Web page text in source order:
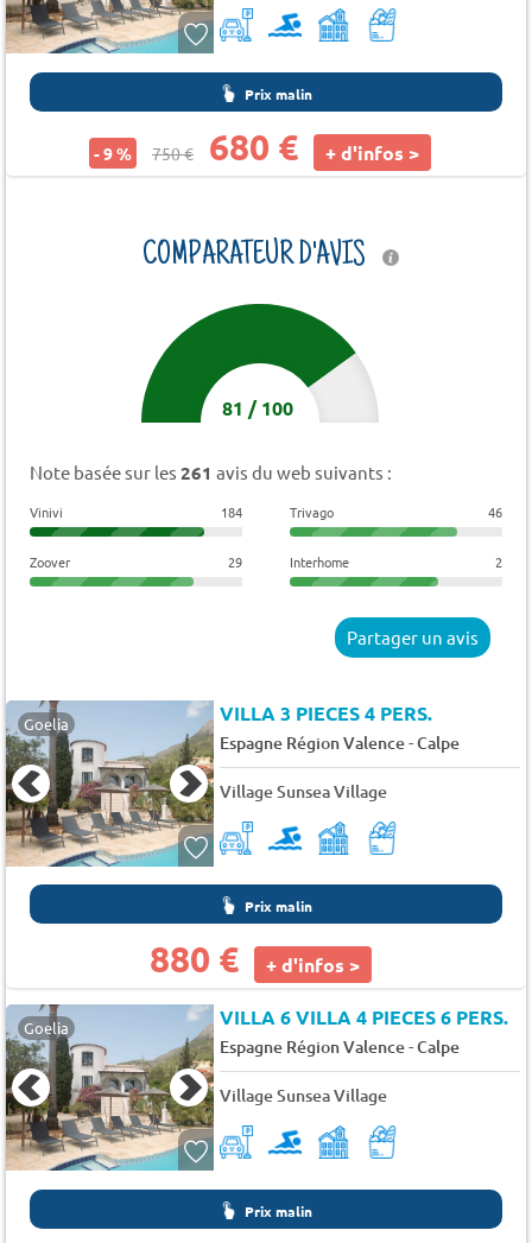
Prix malin
- 9 % 750 € 680 € + d'infos >
COMPARATEUR D'AVIS
81 /100
Note basée sur les 261 avis du web suivants :
Vinivi 184 Trivago 46
Zoover 29 Interhome 2
Partager un avis
Goelia VILLA 3 PIECES 4 PERS.
Espagne Région Valence-Calpe
Village Sunsea Village
Prix malin
880 € + d'infos >
Goelia VILLA 6 VILLA 4 PIECES 6 PERS.
Espagne Région Valence-Calpe
Village Sunsea Village
Prix malin